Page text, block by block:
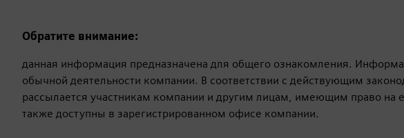
Обратите внимание:
данная информация предназначена для общего ознакомления.
обычной деятельности компании. В соответствии с действующим
рассылается участникам компании и другим лицам, имеющим право на
также доступны в зарегистрированном офисе компании.